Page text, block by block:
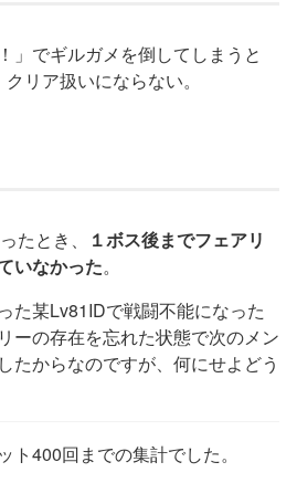
」でギルガメを倒してしまうと
リア扱いにならない。
たとき、
１ボス後までフェアリ
いなかった。
た某Lv81IDで戦闘不能になった
ーの存在を忘れた状態で次のメン
たからなのですが、何にせよどう
ト400回までの集計でした。